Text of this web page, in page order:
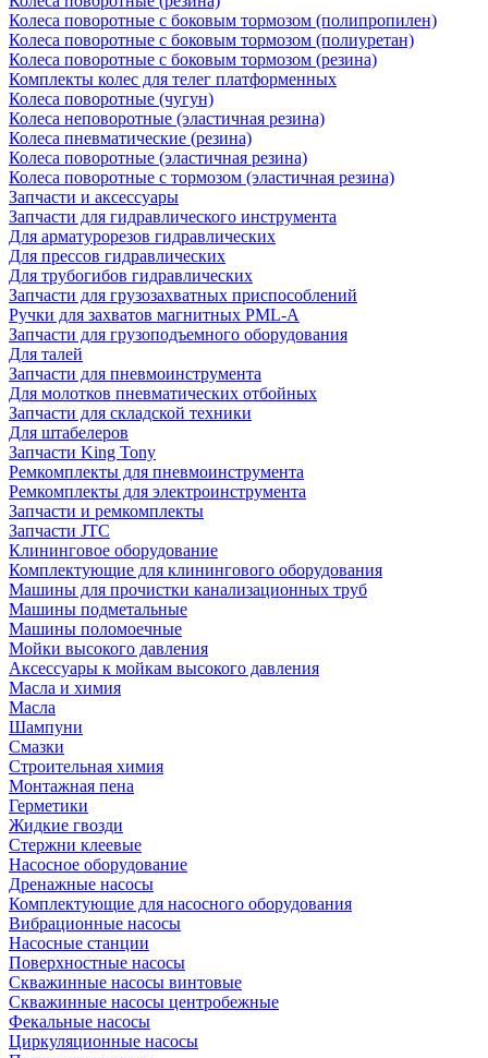
Колеса поворотные c боковым тормозом (полипропилен)
Колеса поворотные c боковым тормозом (полиуретан)
Колеса поворотные c боковым тормозом (резина)
Комплекты колес для телег платформенных
Колеса поворотные (чугун)
Колеса неповоротные (эластичная резина)
Колеса пневматические (резина)
Колеса поворотные (эластичная резина)
Колеса поворотные c тормозом (эластичная резина)
Запчасти и аксессуары
Запчасти для гидравлического инструмента
Для арматурорезов гидравлических
Для прессов гидравлических
Для трубогибов гидравлических
Запчасти для грузозахватных приспособлений
Ручки для захватов магнитных PML-A
Запчасти для грузоподъемного оборудования
Для талей
Запчасти для пневмоинструмента
Для молотков пневматических отбойных
Запчасти для складской техники
Для штабелеров
Запчасти King Tony
Ремкомплекты для пневмоинструмента
Ремкомплекты для электроинструмента
Запчасти и ремкомплекты
Запчасти JTC
Клининговое оборудование
Комплектующие для клинингового оборудования
Машины для прочистки канализационных труб
Машины подметальные
Машины поломоечные
Мойки высокого давления
Аксессуары к мойкам высокого давления
Масла и химия
Масла
Шампуни
Смазки
Строительная химия
Монтажная пена
Герметики
Жидкие гвозди
Стержни клеевые
Насосное оборудование
Дренажные насосы
Комплектующие для насосного оборудования
Вибрационные насосы
Насосные станции
Поверхностные насосы
Скважинные насосы винтовые
Скважинные насосы центробежные
Фекальные насосы
Циркуляционные насосы